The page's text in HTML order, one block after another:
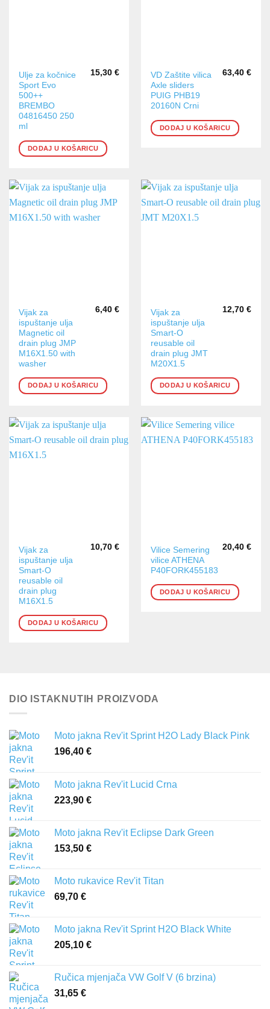
Ulje za kočnice
Sport Evo
500++
BREMBO
04816450 250
ml
15,30 €
DODAJ U KOŠARICU
VD Zaštite vilica
Axle sliders
PUIG PHB19
20160N Crni
63,40 €
DODAJ U KOŠARICU
Vijak za
ispuštanje ulja
Magnetic oil
drain plug JMP
M16X1.50 with
washer
6,40 €
DODAJ U KOŠARICU
Vijak za
ispuštanje ulja
Smart-O
reusable oil
drain plug JMT
M20X1.5
12,70 €
DODAJ U KOŠARICU
Vijak za
ispuštanje ulja
Smart-O
reusable oil
drain plug
M16X1.5
10,70 €
DODAJ U KOŠARICU
Vilice Semering
vilice ATHENA
P40FORK455183
20,40 €
DODAJ U KOŠARICU
DIO ISTAKNUTIH PROIZVODA
Moto jakna Rev'it Sprint H2O Lady Black Pink
196,40 €
Moto jakna Rev'it Lucid Crna
223,90 €
Moto jakna Rev'it Eclipse Dark Green
153,50 €
Moto rukavice Rev'it Titan
69,70 €
Moto jakna Rev'it Sprint H2O Black White
205,10 €
Ručica mjenjača VW Golf V (6 brzina)
31,65 €